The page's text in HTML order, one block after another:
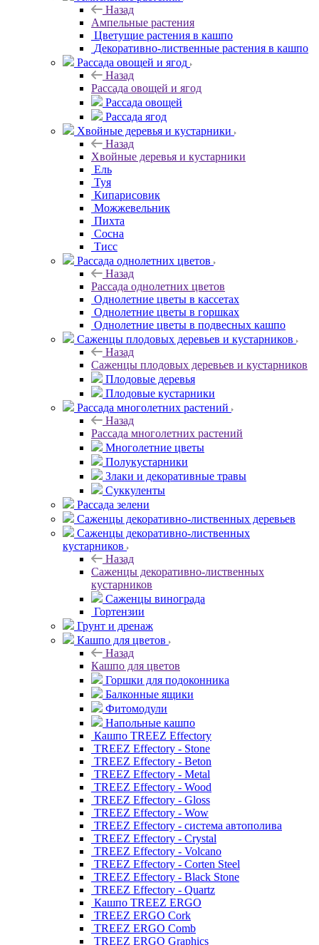
Назад
Ампельные растения
Цветущие растения в кашпо
Декоративно-лиственные растения в кашпо
Рассада овощей и ягод
Назад
Рассада овощей и ягод
Рассада овощей
Рассада ягод
Хвойные деревья и кустарники
Назад
Хвойные деревья и кустарники
Ель
Туя
Кипарисовик
Можжевельник
Пихта
Сосна
Тисc
Рассада однолетних цветов
Назад
Рассада однолетних цветов
Однолетние цветы в кассетах
Однолетние цветы в горшках
Однолетние цветы в подвесных кашпо
Саженцы плодовых деревьев и кустарников
Назад
Саженцы плодовых деревьев и кустарников
Плодовые деревья
Плодовые кустарники
Рассада многолетних растений
Назад
Рассада многолетних растений
Многолетние цветы
Полукустарники
Злаки и декоративные травы
Суккуленты
Рассада зелени
Саженцы декоративно-лиственных деревьев
Саженцы декоративно-лиственных
кустарников
Назад
Саженцы декоративно-лиственных
кустарников
Саженцы винограда
Гортензии
Грунт и дренаж
Кашпо для цветов
Назад
Кашпо для цветов
Горшки для подоконника
Балконные ящики
Фитомодули
Напольные кашпо
Кашпо TREEZ Effectory
TREEZ Effectory - Stone
TREEZ Effectory - Beton
TREEZ Effectory - Metal
TREEZ Effectory - Wood
TREEZ Effectory - Gloss
TREEZ Effectory - Wow
TREEZ Effectory - система автополива
TREEZ Effectory - Crystal
TREEZ Effectory - Volcano
TREEZ Effectory - Corten Steel
TREEZ Effectory - Black Stone
TREEZ Effectory - Quartz
Кашпо TREEZ ERGO
TREEZ ERGO Cork
TREEZ ERGO Comb
TREEZ ERGO Graphics